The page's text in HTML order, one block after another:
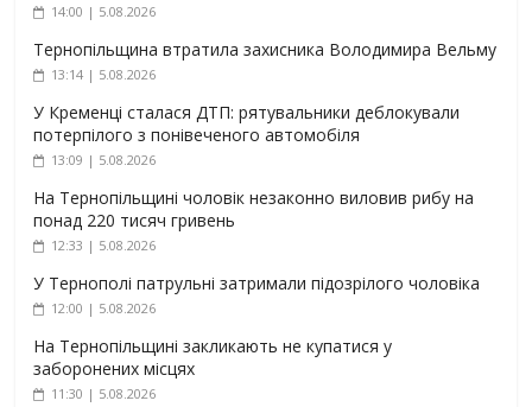
14:00 | 5.08.2026
Тернопільщина втратила захисника Володимира Вельму
13:14 | 5.08.2026
У Кременці сталася ДТП: рятувальники деблокували
потерпілого з понівеченого автомобіля
13:09 | 5.08.2026
На Тернопільщині чоловік незаконно виловив рибу на
понад 220 тисяч гривень
12:33 | 5.08.2026
У Тернополі патрульні затримали підозрілого чоловіка
12:00 | 5.08.2026
На Тернопільщині закликають не купатися у
заборонених місцях
11:30 | 5.08.2026